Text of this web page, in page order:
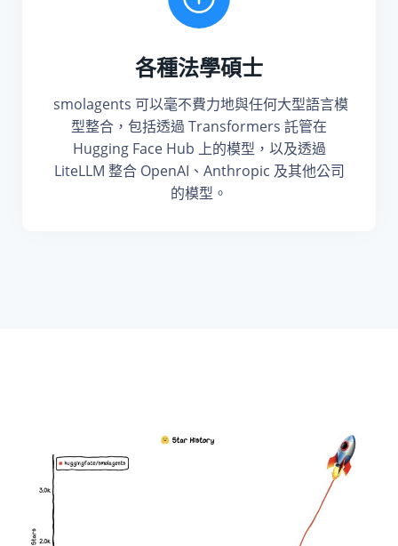
各種法學碩士
smolagents 可以毫不費力地與任何大型語言模
型整合，包括透過 Transformers 託管在
Hugging Face Hub 上的模型，以及透過
LiteLLM 整合 OpenAI、Anthropic 及其他公司
的模型。